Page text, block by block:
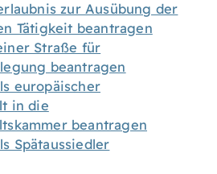
zur Ausübung der
Tätigkeit beantragen
Straße für
beantragen
europäischer
in die
beantragen
Spätaussiedler